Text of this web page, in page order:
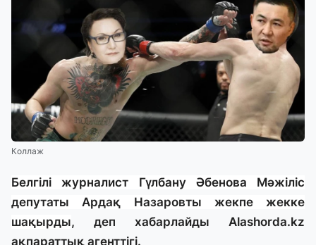
Коллаж
Белгілі журналист Гүлбану Әбенова Мәжіліс
депутаты Ардақ Назаровты жекпе жекке
шақырды, деп хабарлайды Alashorda.kz
ақпараттық агенттігі.